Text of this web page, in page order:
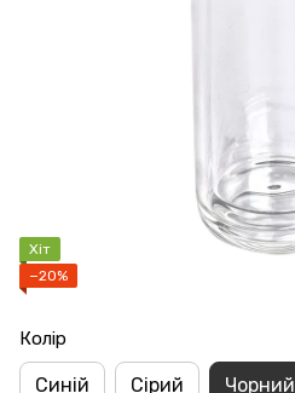
Хіт
−20%
Колір
Синій Сірий Чорний